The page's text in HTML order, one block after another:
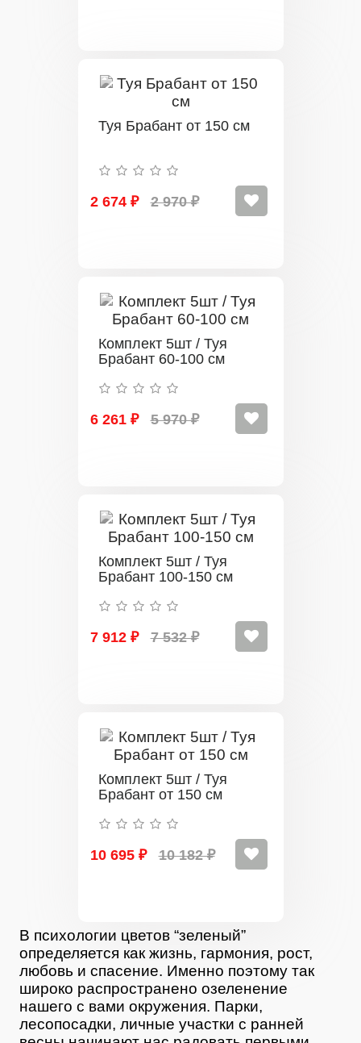
Туя Брабант от 150 см
2 674 ₽ 2 970 ₽
Комплект 5шт / Туя
Брабант 60-100 см
6 261 ₽ 5 970 ₽
Комплект 5шт / Туя
Брабант 100-150 см
7 912 ₽ 7 532 ₽
Комплект 5шт / Туя
Брабант от 150 см
10 695 ₽ 10 182 ₽
В психологии цветов “зеленый”
определяется как жизнь, гармония, рост,
любовь и спасение. Именно поэтому так
широко распространено озеленение
нашего с вами окружения. Парки,
лесопосадки, личные участки с ранней